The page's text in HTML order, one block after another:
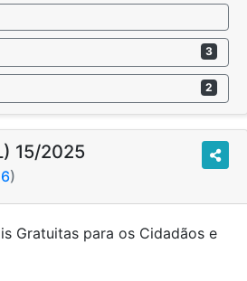
3
2
15/2025
)
Gratuitas para os Cidadãos e